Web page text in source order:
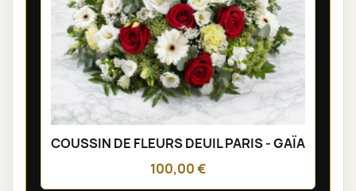
COUSSIN DE FLEURS DEUIL PARIS - GAÏA
100,00 €